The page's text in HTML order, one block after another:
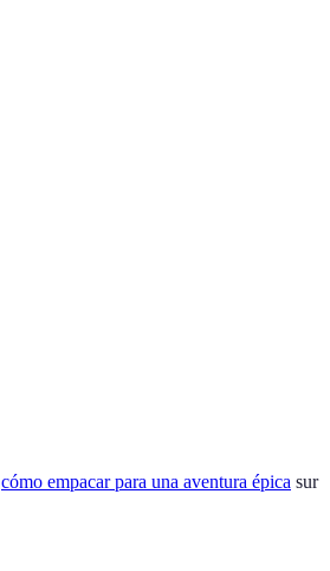
cómo empacar para una aventura épica sur